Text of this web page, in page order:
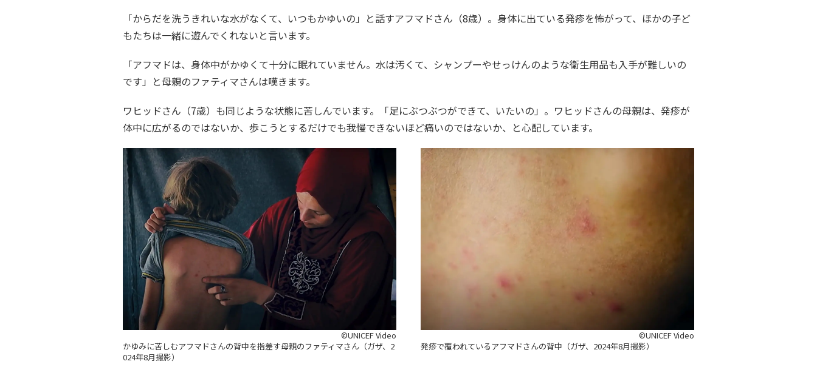
「からだを洗うきれいな水がなくて、いつもかゆいの」と話すアフマドさん（8歳）。身体に出ている発疹を怖がって、ほかの子ど
もたちは一緒に遊んでくれないと言います。
「アフマドは、身体中がかゆくて十分に眠れていません。水は汚くて、シャンプーやせっけんのような衛生用品も入手が難しいの
です」と母親のファティマさんは嘆きます。
ワヒッドさん（7歳）も同じような状態に苦しんでいます。「足にぶつぶつができて、いたいの」。ワヒッドさんの母親は、発疹が
体中に広がるのではないか、歩こうとするだけでも我慢できないほど痛いのではないか、と心配しています。
©UNICEF Video
かゆみに苦しむアフマドさんの背中を指差す母親のファティマさん（ガザ、2
024年8月撮影）
©UNICEF Video
発疹で覆われているアフマドさんの背中（ガザ、2024年8月撮影）